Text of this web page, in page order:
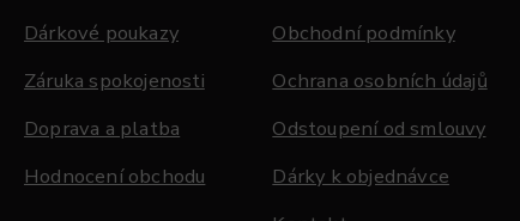
Dárkové poukazy
Záruka spokojenosti
Doprava a platba
Hodnocení obchodu
Obchodní podmínky
Ochrana osobních údajů
Odstoupení od smlouvy
Dárky k objednávce